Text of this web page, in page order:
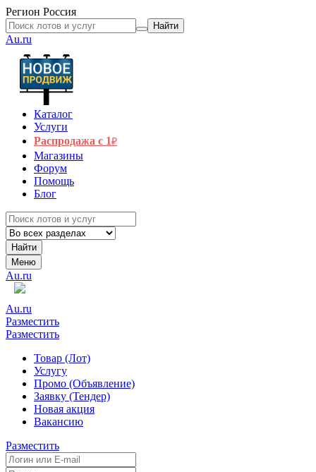
Регион Россия
Найти
Au.ru
Каталог
Услуги
Распродажа с 1₽
Магазины
Форум
Помощь
Блог
Найти
Меню
Au.ru
Au.ru
Разместить
Разместить
Товар (Лот)
Услугу
Промо (Объявление)
Заявку (Тендер)
Новая акция
Вакансию
Разместить